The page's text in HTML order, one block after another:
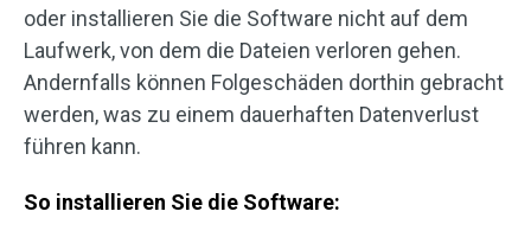
oder installieren Sie die Software nicht auf dem
Laufwerk, von dem die Dateien verloren gehen.
Andernfalls können Folgeschäden dorthin gebracht
werden, was zu einem dauerhaften Datenverlust
führen kann.
So installieren Sie die Software: